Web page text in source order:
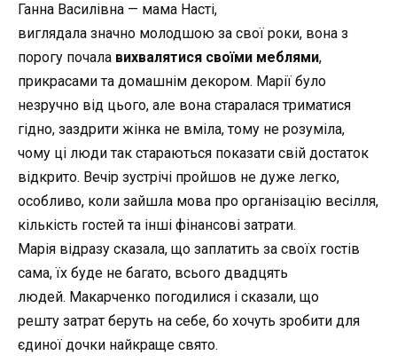
Ганна Василівна — мама Насті,
виглядала значно молодшою за свої роки, вона з
порогу почала вихвалятися своїми меблями,
прикрасами та домашнім декором. Марії було
незручно від цього, але вона старалася триматися
гідно, заздрити жінка не вміла, тому не розуміла,
чому ці люди так стараються показати свій достаток
відкрито. Вечір зустрічі пройшов не дуже легко,
особливо, коли зайшла мова про організацію весілля,
кількість гостей та інші фінансові затрати.
Марія відразу сказала, що заплатить за своїх гостів
сама, їх буде не багато, всього двадцять
людей. Макарченко погодилися і сказали, що
решту затрат беруть на себе, бо хочуть зробити для
єдиної дочки найкраще свято.